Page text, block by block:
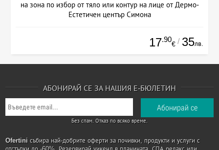
на зона по избор от тяло или контур на лице от Дермо-
Естетичен център Симона
17.90
€ / 35лв.
АБОНИРАЙ СЕ ЗА НАШИЯ Е-БЮЛЕТИН
Без спам. Отказ по всяко време.
Ofertini събира най-добрите оферти за почивки, продукти и услуги с